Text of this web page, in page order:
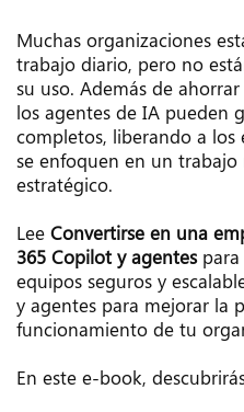
Muchas organizaciones
trabajo diario, pero no
su uso. Además de
los agentes de IA pueden
completos, liberando a
se enfoquen en un trabajo
estratégico.
Lee Convertirse en una
365 Copilot y agentes para
equipos seguros y
y agentes para mejorar la
funcionamiento de tu
En este e-book,